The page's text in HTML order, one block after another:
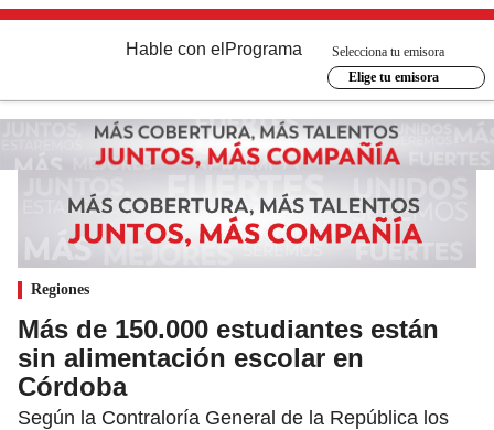
Hable con el Programa
Selecciona tu emisora
Elige tu emisora
Regiones
Más de 150.000 estudiantes están
sin alimentación escolar en
Córdoba
Según la Contraloría General de la República los